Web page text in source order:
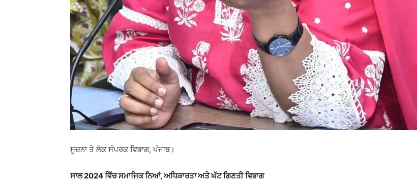
ਸੂਚਨਾ ਤੇ ਲੋਕ ਸੰਪਰਕ ਵਿਭਾਗ, ਪੰਜਾਬ।
ਸਾਲ 2024 ਵਿੱਚ ਸਮਾਜਿਕ ਨਿਆਂ, ਅਧਿਕਾਰਤਾ ਅਤੇ ਘੱਟ ਗਿਣਤੀ ਵਿਭਾਗ